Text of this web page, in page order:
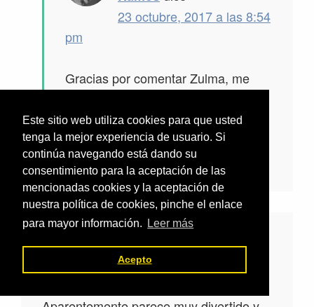
Este sitio web utiliza cookies para que usted
tenga la mejor experiencia de usuario. Si
continúa navegando está dando su
consentimiento para la aceptación de las
mencionadas cookies y la aceptación de
nuestra política de cookies, pinche el enlace
para mayor información.
Leer más
Acepto
23 octubre, 2017 a las 8:54
pm
Gracias por comentar Zulma, me
Saludos Buen Día!
Responder
juandice
24 octubre, 2017 a las 7:47 am